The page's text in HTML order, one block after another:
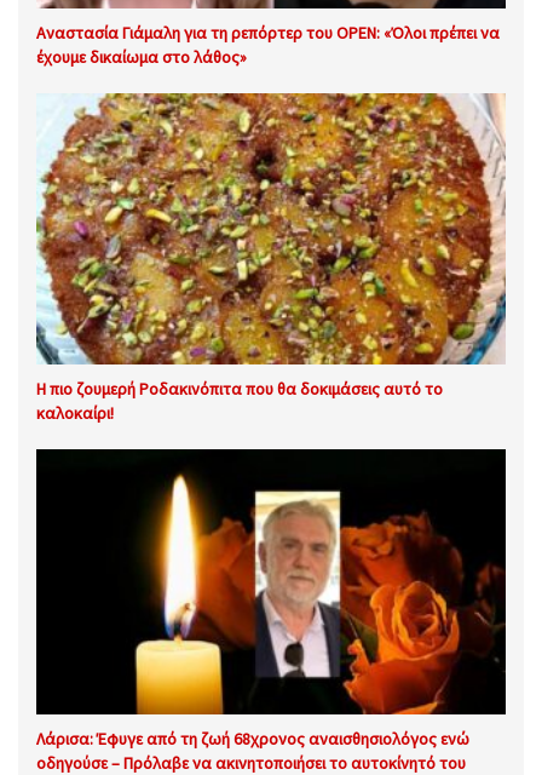
Αναστασία Γιάμαλη για τη ρεπόρτερ του OPEN: «Όλοι πρέπει να
έχουμε δικαίωμα στο λάθος»
Η πιο ζουμερή Ροδακινόπιτα που θα δοκιμάσεις αυτό το
καλοκαίρι!
Λάρισα: Έφυγε από τη ζωή 68χρονος αναισθησιολόγος ενώ
οδηγούσε – Πρόλαβε να ακινητοποιήσει το αυτοκίνητό του